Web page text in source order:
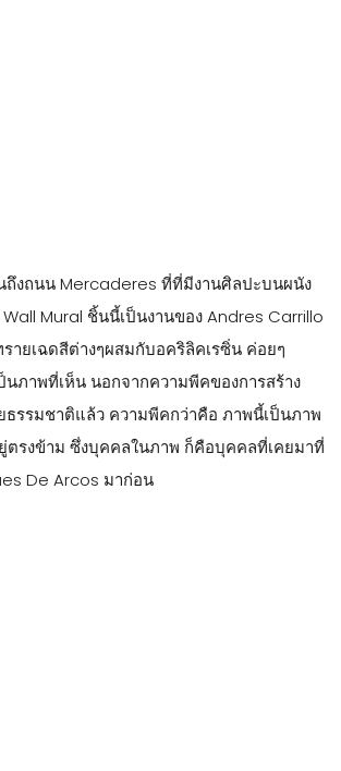
นถึงถนน Mercaderes ที่ที่มีงานศิลปะบนผนัง
Mural ชิ้นนี้เป็นงานของ Andres Carrillo
ายเฉดสีต่างๆผสมกับอคริลิคเรซิ่น ค่อยๆ
ภาพที่เห็น นอกจากความพีคของการสร้าง
รรมชาติแล้ว ความพีคกว่าคือ ภาพนี้เป็นภาพ
รงข้าม ซึ่งบุคคลในภาพ ก็คือบุคคลที่เคยมาที่
De Arcos มาก่อน